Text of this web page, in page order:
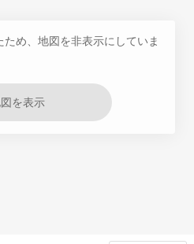
め、地図を非表示にしていま
を表示